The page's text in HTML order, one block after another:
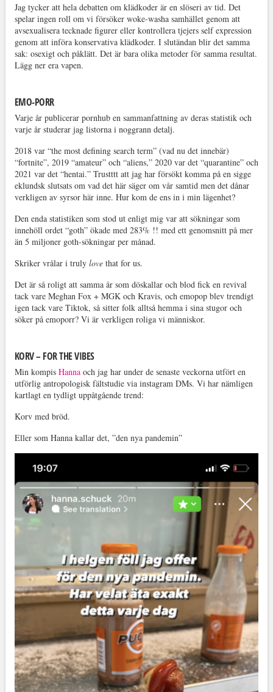
Jag tycker att hela debatten om klädkoder är en slöseri av tid. Det
spelar ingen roll om vi försöker woke-washa samhället genom att
avsexualisera tecknade figurer eller kontrollera tjejers self expression
genom att införa konservativa klädkoder. I slutändan blir det samma
sak: osexigt och påklätt. Det är bara olika metoder för samma resultat.
Lägg ner era vapen.
EMO-PORR
Varje år publicerar pornhub en sammanfattning av deras statistik och
varje år studerar jag listorna i noggrann detalj.
2018 var “the most defining search term” (vad nu det innebär)
“fortnite”, 2019 “amateur” och “aliens,” 2020 var det “quarantine” och
2021 var det “hentai.” Trustttt att jag har försökt komma på en sigge
eklundsk slutsats om vad det här säger om vår samtid men det dånar
verkligen av syrsor här inne. Hur kom de ens in i min lägenhet?
Den enda statistiken som stod ut enligt mig var att sökningar som
innehöll ordet “goth” ökade med 283% !! med ett genomsnitt på mer
än 5 miljoner goth-sökningar per månad.
Skriker vrålar i truly lovethat for us.
Det är så roligt att samma år som döskallar och blod fick en revival
tack vare Meghan Fox + MGK och Kravis, och emopop blev trendigt
igen tack vare Tiktok, så sitter folk alltså hemma i sina stugor och
söker på emoporr? Vi är verkligen roliga vi människor.
KORV – FOR THE VIBES
Min kompis Hannaoch jag har under de senaste veckorna utfört en
utförlig antropologisk fältstudie via instagram DMs. Vi har nämligen
kartlagt en tydligt uppåtgående trend:
Korv med bröd.
Eller som Hanna kallar det, ”den nya pandemin”